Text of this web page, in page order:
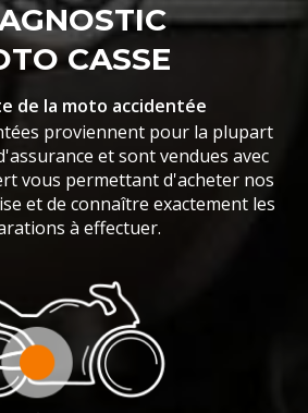
CASSE
de la moto accidentée
proviennent pour la plupart
et sont vendues avec
vous permettant d'acheter nos
et de connaître exactement les
à effectuer.